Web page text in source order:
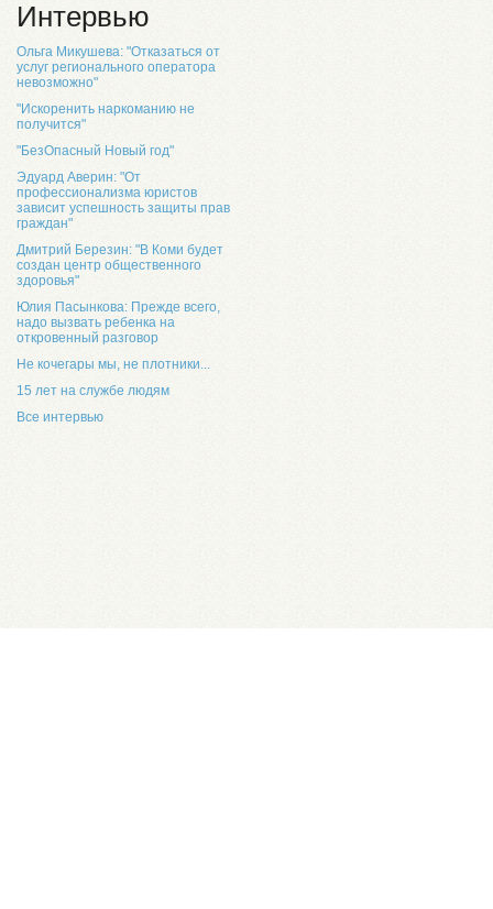
Интервью
Ольга Микушева: "Отказаться от
услуг регионального оператора
невозможно"
"Искоренить наркоманию не
получится"
"БезОпасный Новый год"
Эдуард Аверин: "От
профессионализма юристов
зависит успешность защиты прав
граждан"
Дмитрий Березин: "В Коми будет
создан центр общественного
здоровья"
Юлия Пасынкова: Прежде всего,
надо вызвать ребенка на
откровенный разговор
Не кочегары мы, не плотники...
15 лет на службе людям
Все интервью